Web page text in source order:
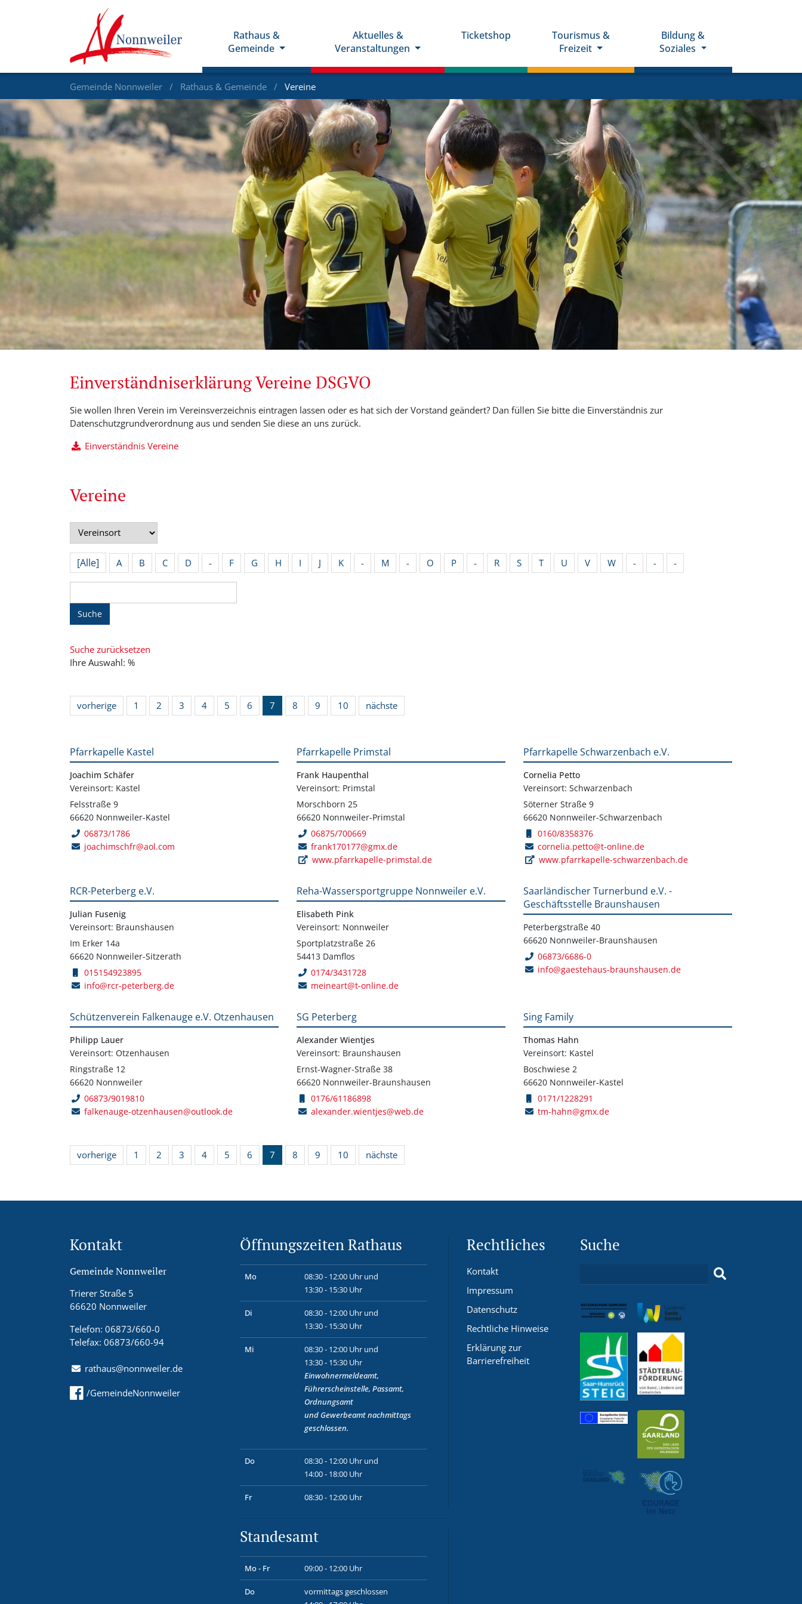
Rathaus &
Gemeinde
Aktuelles &
Veranstaltungen
Ticketshop
Tourismus &
Freizeit
Bildung &
Soziales
Gemeinde Nonnweiler Rathaus & Gemeinde Vereine
Einverständniserklärung Vereine DSGVO
Sie wollen Ihren Verein im Vereinsverzeichnis eintragen lassen oder es hat sich der Vorstand geändert? Dan füllen Sie bitte die Einverständnis zur
Datenschutzgrundverordnung aus und senden Sie diese an uns zurück.
Einverständnis Vereine
Vereine
[Alle] A B C D - F G H I J K - M - O P - R S T U V W - - -
Suche
Suche zurücksetzen
Ihre Auswahl: %
vorherige 1 2 3 4 5 6 7 8 9 10 nächste
Pfarrkapelle Kastel
Joachim Schäfer
Vereinsort: Kastel
Felsstraße 9
66620 Nonnweiler-Kastel
06873/1786
joachimschfr@aol.com
Pfarrkapelle Primstal
Frank Haupenthal
Vereinsort: Primstal
Morschborn 25
66620 Nonnweiler-Primstal
06875/700669
frank170177@gmx.de
www.pfarrkapelle-primstal.de
Pfarrkapelle Schwarzenbach e.V.
Cornelia Petto
Vereinsort: Schwarzenbach
Söterner Straße 9
66620 Nonnweiler-Schwarzenbach
0160/8358376
cornelia.petto@t-online.de
www.pfarrkapelle-schwarzenbach.de
RCR-Peterberg e.V.
Julian Fusenig
Vereinsort: Braunshausen
Im Erker 14a
66620 Nonnweiler-Sitzerath
015154923895
info@rcr-peterberg.de
Reha-Wassersportgruppe Nonnweiler e.V.
Elisabeth Pink
Vereinsort: Nonnweiler
Sportplatzstraße 26
54413 Damflos
0174/3431728
meineart@t-online.de
Saarländischer Turnerbund e.V. -
Geschäftsstelle Braunshausen
Peterbergstraße 40
66620 Nonnweiler-Braunshausen
06873/6686-0
info@gaestehaus-braunshausen.de
Schützenverein Falkenauge e.V. Otzenhausen
Philipp Lauer
Vereinsort: Otzenhausen
Ringstraße 12
66620 Nonnweiler
06873/9019810
falkenauge-otzenhausen@outlook.de
SG Peterberg
Alexander Wientjes
Vereinsort: Braunshausen
Ernst-Wagner-Straße 38
66620 Nonnweiler-Braunshausen
0176/61186898
alexander.wientjes@web.de
Sing Family
Thomas Hahn
Vereinsort: Kastel
Boschwiese 2
66620 Nonnweiler-Kastel
0171/1228291
tm-hahn@gmx.de
vorherige 1 2 3 4 5 6 7 8 9 10 nächste
Kontakt
Gemeinde Nonnweiler
Trierer Straße 5
66620 Nonnweiler
Telefon: 06873/660-0
Telefax: 06873/660-94
rathaus@nonnweiler.de
/GemeindeNonnweiler
Öffnungszeiten Rathaus
Mo
08:30 - 12:00 Uhr und
13:30 - 15:30 Uhr
Di
08:30 - 12:00 Uhr und
13:30 - 15:30 Uhr
Mi
08:30 - 12:00 Uhr und
13:30 - 15:30 Uhr
Einwohnermeldeamt,
Führerscheinstelle, Passamt,
Ordnungsamt
und Gewerbeamtnachmittags
geschlossen.
Do
08:30 - 12:00 Uhr und
14:00 - 18:00 Uhr
Fr 08:30 - 12:00 Uhr
Standesamt
Mo - Fr 09:00 - 12:00 Uhr
Do
vormittags geschlossen
Rechtliches
Kontakt
Impressum
Datenschutz
Rechtliche Hinweise
Erklärung zur
Barrierefreiheit
Suche